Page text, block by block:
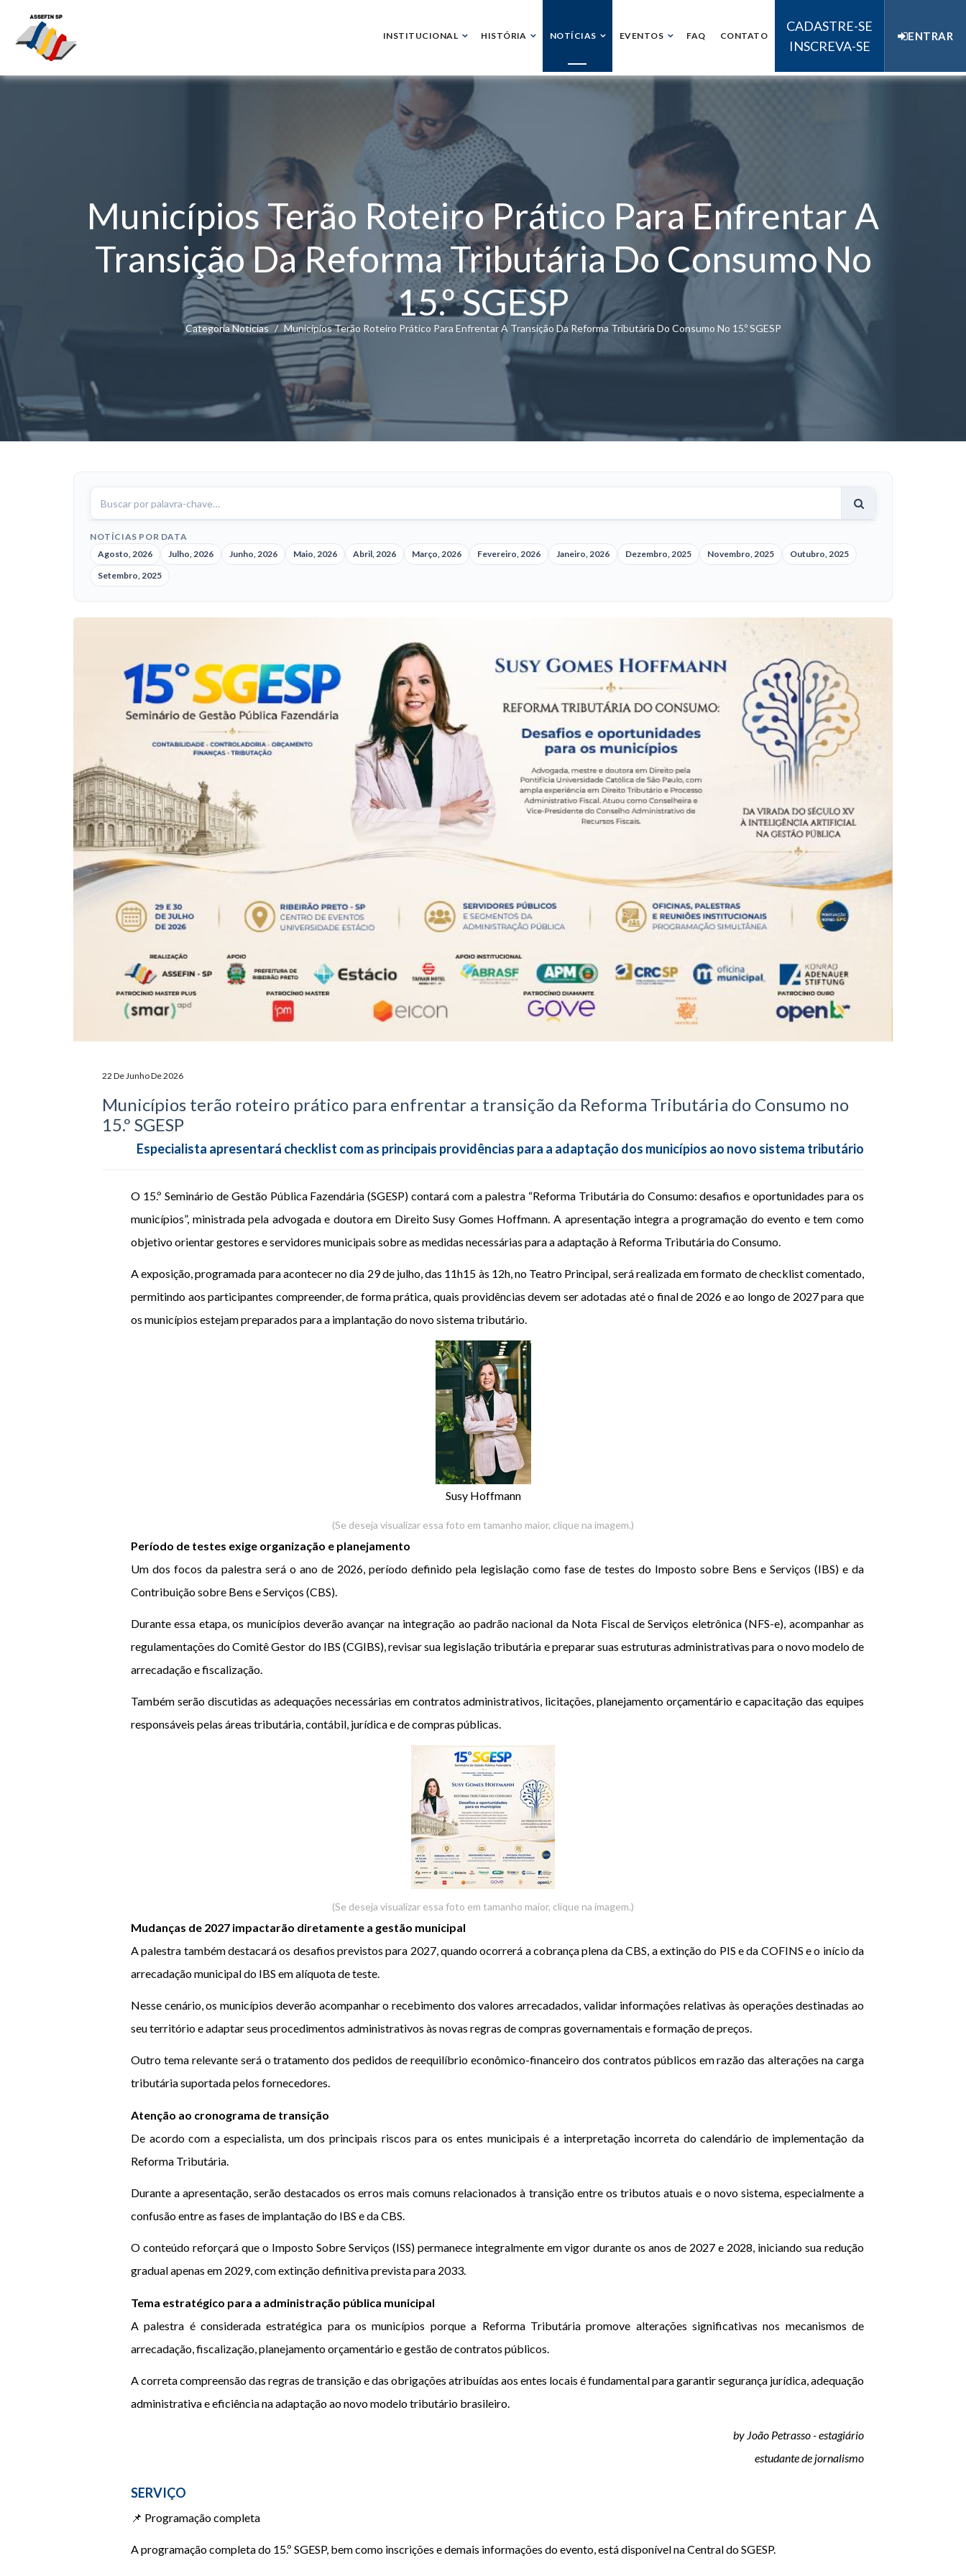
INSTITUCIONAL HISTÓRIA NOTÍCIAS EVENTOS FAQ CONTATO
CADASTRE-SE
INSCREVA-SE
ENTRAR
Municípios Terão Roteiro Prático Para Enfrentar A
Transição Da Reforma Tributária Do Consumo No
15.º SGESP
Categoria Noticias Municípios Terão Roteiro Prático Para Enfrentar A Transição Da Reforma Tributária Do Consumo No 15.º SGESP
Buscar
notícias
NOTÍCIAS POR DATA
Agosto, 2026
Julho, 2026 Junho, 2026 Maio, 2026 Abril, 2026 Março, 2026 Fevereiro, 2026 Janeiro, 2026 Dezembro, 2025 Novembro, 2025
Outubro, 2025
Setembro, 2025
22 De Junho De 2026
Municípios terão roteiro prático para enfrentar a transição da Reforma Tributária do Consumo no
15.º SGESP
Especialista apresentará checklist com as principais providências para a adaptação dos municípios ao novo sistema tributário
O 15.º Seminário de Gestão Pública Fazendária (SGESP) contará com a palestra “Reforma Tributária do Consumo: desafios e oportunidades para os
municípios”, ministrada pela advogada e doutora em Direito Susy Gomes Hoffmann. A apresentação integra a programação do evento e tem como
objetivo orientar gestores e servidores municipais sobre as medidas necessárias para a adaptação à Reforma Tributária do Consumo.
A exposição, programada para acontecer no dia 29 de julho, das 11h15 às 12h, no Teatro Principal, será realizada em formato de checklist comentado,
permitindo aos participantes compreender, de forma prática, quais providências devem ser adotadas até o final de 2026 e ao longo de 2027 para que
os municípios estejam preparados para a implantação do novo sistema tributário.
Susy Hoffmann
(Se deseja visualizar essa foto em tamanho maior, clique na imagem.)
Período de testes exige organização e planejamento
Um dos focos da palestra será o ano de 2026, período definido pela legislação como fase de testes do Imposto sobre Bens e Serviços (IBS) e da
Contribuição sobre Bens e Serviços (CBS).
Durante essa etapa, os municípios deverão avançar na integração ao padrão nacional da Nota Fiscal de Serviços eletrônica (NFS-e), acompanhar as
regulamentações do Comitê Gestor do IBS (CGIBS), revisar sua legislação tributária e preparar suas estruturas administrativas para o novo modelo de
arrecadação e fiscalização.
Também serão discutidas as adequações necessárias em contratos administrativos, licitações, planejamento orçamentário e capacitação das equipes
responsáveis pelas áreas tributária, contábil, jurídica e de compras públicas.
(Se deseja visualizar essa foto em tamanho maior, clique na imagem.)
Mudanças de 2027 impactarão diretamente a gestão municipal
A palestra também destacará os desafios previstos para 2027, quando ocorrerá a cobrança plena da CBS, a extinção do PIS e da COFINS e o início da
arrecadação municipal do IBS em alíquota de teste.
Nesse cenário, os municípios deverão acompanhar o recebimento dos valores arrecadados, validar informações relativas às operações destinadas ao
seu território e adaptar seus procedimentos administrativos às novas regras de compras governamentais e formação de preços.
Outro tema relevante será o tratamento dos pedidos de reequilíbrio econômico-financeiro dos contratos públicos em razão das alterações na carga
tributária suportada pelos fornecedores.
Atenção ao cronograma de transição
De acordo com a especialista, um dos principais riscos para os entes municipais é a interpretação incorreta do calendário de implementação da
Reforma Tributária.
Durante a apresentação, serão destacados os erros mais comuns relacionados à transição entre os tributos atuais e o novo sistema, especialmente a
confusão entre as fases de implantação do IBS e da CBS.
O conteúdo reforçará que o Imposto Sobre Serviços (ISS) permanece integralmente em vigor durante os anos de 2027 e 2028, iniciando sua redução
gradual apenas em 2029, com extinção definitiva prevista para 2033.
Tema estratégico para a administração pública municipal
A palestra é considerada estratégica para os municípios porque a Reforma Tributária promove alterações significativas nos mecanismos de
arrecadação, fiscalização, planejamento orçamentário e gestão de contratos públicos.
A correta compreensão das regras de transição e das obrigações atribuídas aos entes locais é fundamental para garantir segurança jurídica, adequação
administrativa e eficiência na adaptação ao novo modelo tributário brasileiro.
by João Petrasso - estagiário
estudante de jornalismo
SERVIÇO
📌 Programação completa
A programação completa do 15.º SGESP, bem como inscrições e demais informações do evento, está disponível na Central do SGESP.